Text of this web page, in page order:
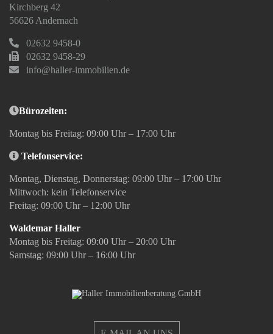
Kirchberg 42
56626 Andernach
02632 9458-0
02632 9458-29
info@haller-immobilien.de
Bürozeiten:
Montag bis Freitag: 09:00 Uhr – 17:00 Uhr
Telefonservice:
Montag, Dienstag, Donnerstag: 09:00 Uhr – 17:00 Uhr
Mittwoch: kein Telefonservice
Freitag: 09:00 Uhr – 12:00 Uhr
Waldemar Haller
Montag bis Freitag: 09:00 Uhr – 20:00 Uhr
Samstag: 09:00 Uhr – 16:00 Uhr